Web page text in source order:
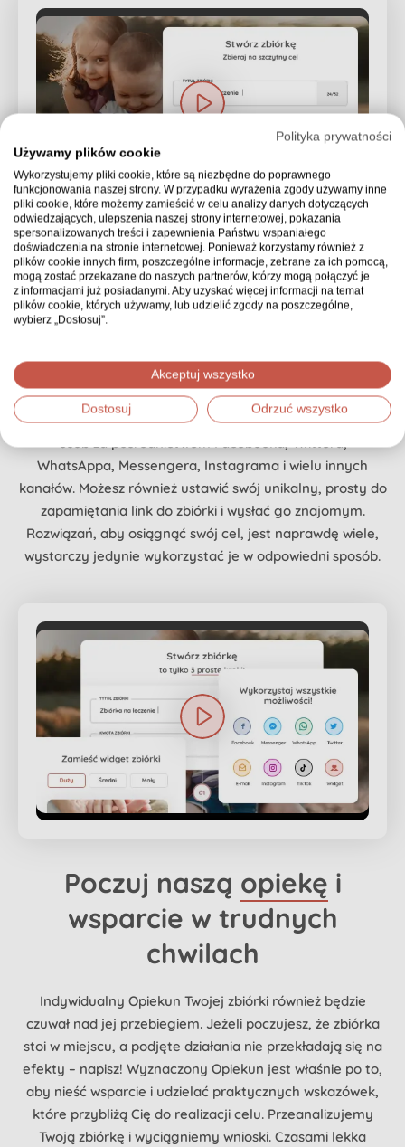
Zacznij zbieraćpieniądze,
wykorzystuj możliwości
wymarzonego celu. Aby odniosła ona sukces, musisz
podzielić się tą informacją ze światem. Dzięki opcjom
szybkiego udostępniania możesz dotrzeć do mnóstwa
osób za pośrednictwem Facebooka, Twittera,
WhatsAppa, Messengera, Instagrama i wielu innych
kanałów. Możesz również ustawić swój unikalny, prosty do
zapamiętania link do zbiórki i wysłać go znajomym.
Rozwiązań, aby osiągnąć swój cel, jest naprawdę wiele,
wystarczy jedynie wykorzystać je w odpowiedni sposób.
Poczuj naszą opiekę i
wsparcie w trudnych
chwilach
Indywidualny Opiekun Twojej zbiórki również będzie
czuwał nad jej przebiegiem. Jeżeli poczujesz, że zbiórka
stoi w miejscu, a podjęte działania nie przekładają się na
efekty – napisz! Wyznaczony Opiekun jest właśnie po to,
aby nieść wsparcie i udzielać praktycznych wskazówek,
które przybliżą Cię do realizacji celu. Przeanalizujemy
Twoją zbiórkę i wyciągniemy wnioski. Czasami lekka
Polityka prywatności
Używamy plików cookie
Wykorzystujemy pliki cookie, które są niezbędne do poprawnego
funkcjonowania naszej strony. W przypadku wyrażenia zgody używamy inne
pliki cookie, które możemy zamieścić w celu analizy danych dotyczących
odwiedzających, ulepszenia naszej strony internetowej, pokazania
spersonalizowanych treści i zapewnienia Państwu wspaniałego
doświadczenia na stronie internetowej. Ponieważ korzystamy również z
plików cookie innych firm, poszczególne informacje, zebrane za ich pomocą,
mogą zostać przekazane do naszych partnerów, którzy mogą połączyć je
z informacjami już posiadanymi. Aby uzyskać więcej informacji na temat
plików cookie, których używamy, lub udzielić zgody na poszczególne,
wybierz „Dostosuj”.
Akceptuj wszystko
Dostosuj Odrzuć wszystko